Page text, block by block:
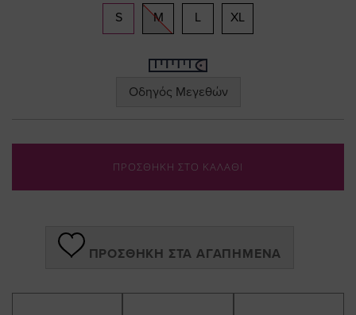
S
M L XL
Οδηγός Μεγεθών
ΠΡΟΣΘΗΚΗ ΣΤΟ ΚΑΛΑΘΙ
ΠΡΟΣΘΉΚΗ ΣΤΑ ΑΓΑΠΗΜΈΝΑ